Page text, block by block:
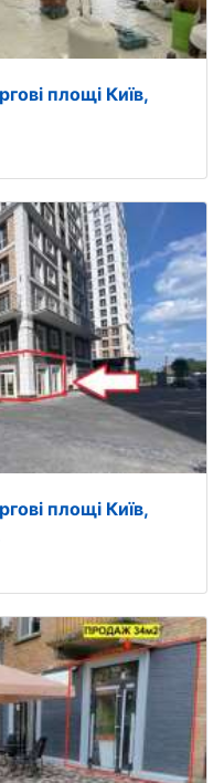
площі Київ,
площі Київ,